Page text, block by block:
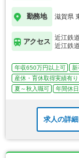
勤務地 滋賀県
アクセス
近江鉄
近江鉄
年収650万円以上可 新
産休・育休取得実績有り
夏～秋入職可
年間休
求人の詳